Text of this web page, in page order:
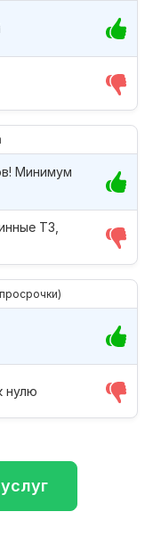
ТЗ,
Минимум
нулю